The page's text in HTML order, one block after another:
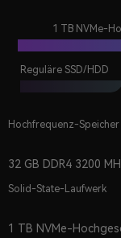
1 TB NVMe-
Reguläre SSD/HDD
Hochfrequenz-Speicher
32 GB DDR4 3200
Solid-State-Laufwerk
1 TB NVMe-